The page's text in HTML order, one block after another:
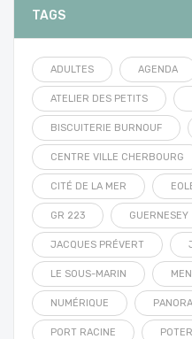
TAGS
ADULTES AGENDA
ATELIER DES PETITS
BISCUITERIE BURNOUF
CENTRE VILLE CHERBOURG
CITÉ DE LA MER
GR 223 GUERNESEY
JACQUES PRÉVERT
LE SOUS-MARIN
NUMÉRIQUE
PORT RACINE